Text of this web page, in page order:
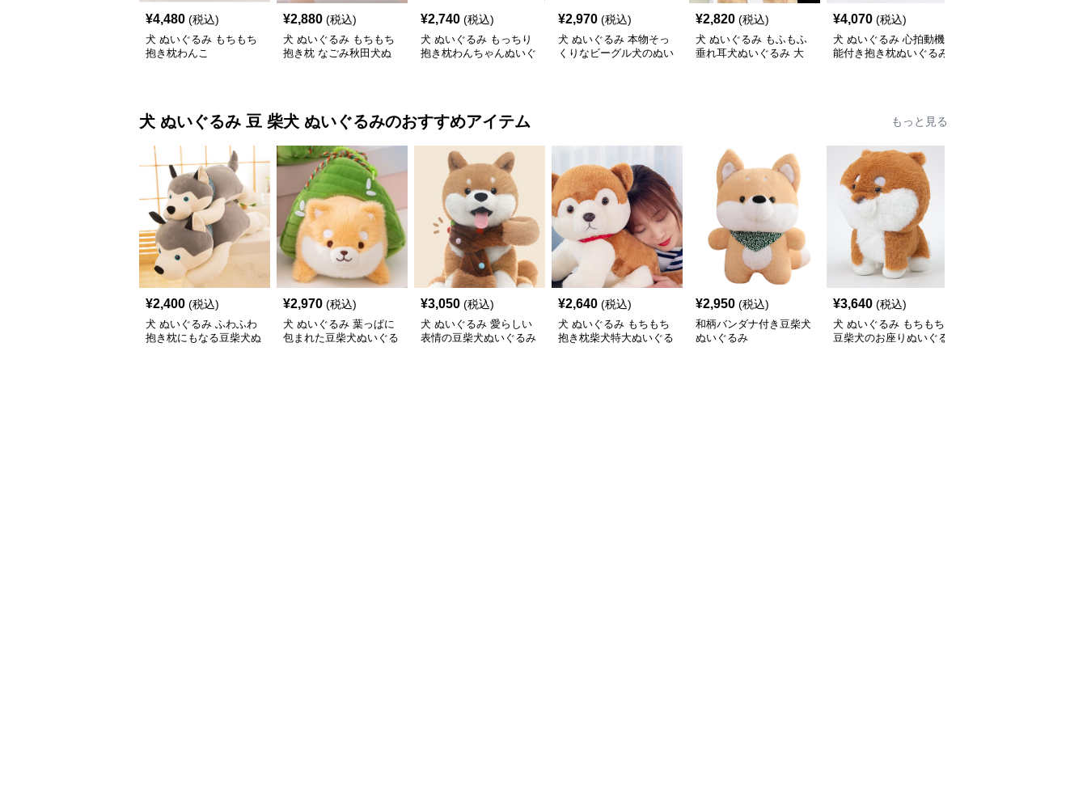
¥4,480 (税込)
犬 ぬいぐるみ もちもち
抱き枕わんこ
¥2,880 (税込)
犬 ぬいぐるみ もちもち
抱き枕 なごみ秋田犬ぬ
¥2,740 (税込)
犬 ぬいぐるみ もっちり
抱き枕わんちゃんぬいぐ
¥2,970 (税込)
犬 ぬいぐるみ 本物そっ
くりなビーグル犬のぬい
¥2,820 (税込)
犬 ぬいぐるみ もふもふ
垂れ耳犬ぬいぐるみ 大
¥4,070 (税込)
犬 ぬいぐるみ 心拍動機
能付き抱き枕ぬいぐるみ
犬 ぬいぐるみ 豆 柴犬 ぬいぐるみのおすすめアイテム もっと見る
¥2,400 (税込)
犬 ぬいぐるみ ふわふわ
抱き枕にもなる豆柴犬ぬ
¥2,970 (税込)
犬 ぬいぐるみ 葉っぱに
包まれた豆柴犬ぬいぐる
¥3,050 (税込)
犬 ぬいぐるみ 愛らしい
表情の豆柴犬ぬいぐるみ
¥2,640 (税込)
犬 ぬいぐるみ もちもち
抱き枕柴犬特大ぬいぐる
¥2,950 (税込)
和柄バンダナ付き豆柴犬
ぬいぐるみ
¥3,640 (税込)
犬 ぬいぐるみ もちもち
豆柴犬のお座りぬいぐる